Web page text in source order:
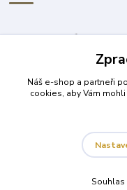
+420 777 315 999
obchod@darky-pro-
Náš e-shop a partneři
cookies, aby Vám